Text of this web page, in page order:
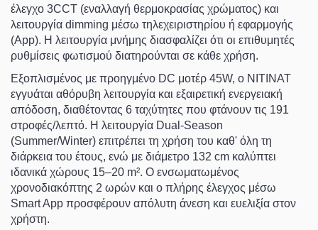
έλεγχο 3CCT (εναλλαγή θερμοκρασίας χρώματος) και
λειτουργία dimming μέσω τηλεχειριστηρίου ή εφαρμογής
(App). Η λειτουργία μνήμης διασφαλίζει ότι οι επιθυμητές
ρυθμίσεις φωτισμού διατηρούνται σε κάθε χρήση.
Εξοπλισμένος με προηγμένο DC μοτέρ 45W, ο NITINAT
εγγυάται αθόρυβη λειτουργία και εξαιρετική ενεργειακή
απόδοση, διαθέτοντας 6 ταχύτητες που φτάνουν τις 191
στροφές/λεπτό. Η λειτουργία Dual-Season
(Summer/Winter) επιτρέπει τη χρήση του καθ' όλη τη
διάρκεια του έτους, ενώ με διάμετρο 132 cm καλύπτει
ιδανικά χώρους 15–20 m². Ο ενσωματωμένος
χρονοδιακόπτης 2 ωρών και ο πλήρης έλεγχος μέσω
Smart App προσφέρουν απόλυτη άνεση και ευελιξία στον
χρήστη.